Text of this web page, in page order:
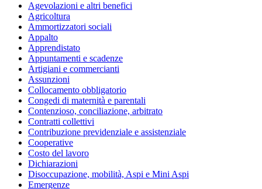
Agevolazioni e altri benefici
Agricoltura
Ammortizzatori sociali
Appalto
Apprendistato
Appuntamenti e scadenze
Artigiani e commercianti
Assunzioni
Collocamento obbligatorio
Congedi di maternità e parentali
Contenzioso, conciliazione, arbitrato
Contratti collettivi
Contribuzione previdenziale e assistenziale
Cooperative
Costo del lavoro
Dichiarazioni
Disoccupazione, mobilità, Aspi e Mini Aspi
Emergenze